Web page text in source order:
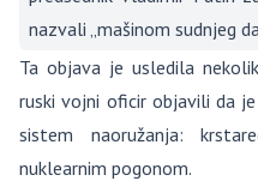
nazvali „mašinom sudnjeg
Ta objava je usledila
ruski vojni oficir objavili da
sistem naoružanja:
nuklearnim pogonom.